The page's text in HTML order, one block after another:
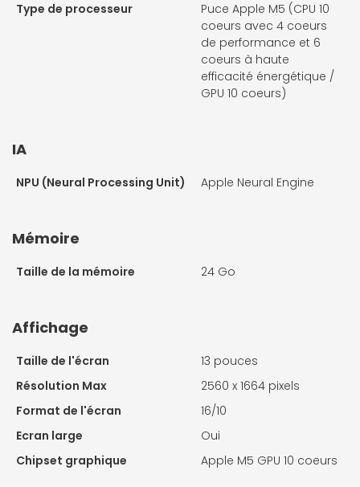
Type de processeur
Puce Apple M5 (CPU 10
coeurs avec 4 coeurs
de performance et 6
coeurs à haute
efficacité énergétique /
GPU 10 coeurs)
IA
NPU (Neural Processing Unit) Apple Neural Engine
Mémoire
Taille de la mémoire 24 Go
Affichage
Taille de l'écran
13 pouces
Résolution Max
2560 x 1664 pixels
Format de l'écran
16/10
Ecran large
Oui
Chipset graphique
Apple M5 GPU 10 coeurs